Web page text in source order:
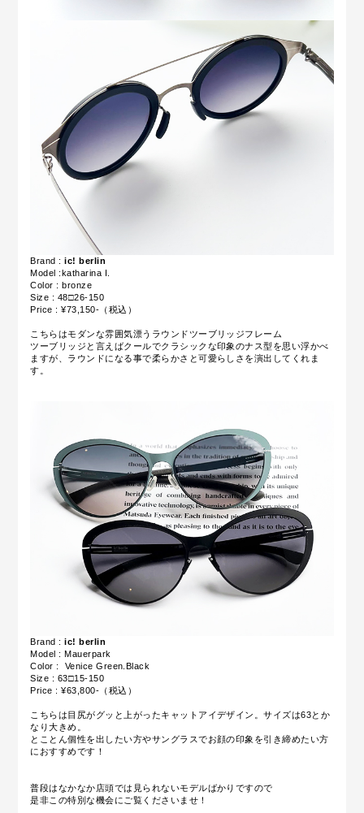
Brand :ic! berlin
Model :katharina I.
Color : bronze
Size : 48□26-150
Price : ¥73,150-（税込）
こちらはモダンな雰囲気漂うラウンドツーブリッジフレーム
ツーブリッジと言えばクールでクラシックな印象のナス型を思い浮かべ
ますが、ラウンドになる事で柔らかさと可愛らしさを演出してくれま
す。
Brand :ic! berlin
Model : Mauerpark
Color :
Venice Green.Black
Size : 63□15-150
Price : ¥63,800-（税込）
こちらは目尻がグッと上がったキャットアイデザイン。サイズは63とか
なり大きめ。
とことん個性を出したい方やサングラスでお顔の印象を引き締めたい方
におすすめです！
普段はなかなか店頭では見られないモデルばかりですので
是非この特別な機会にご覧くださいませ！